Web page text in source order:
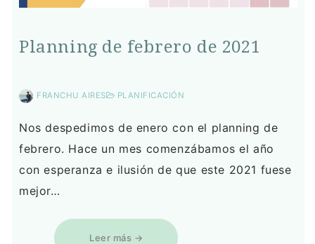
Planning de febrero de 2021
FRANCHU AIRES PLANIFICACIÓN
Nos despedimos de enero con el planning de
febrero. Hace un mes comenzábamos el año
con esperanza e ilusión de que este 2021 fuese
mejor…
Leer más →